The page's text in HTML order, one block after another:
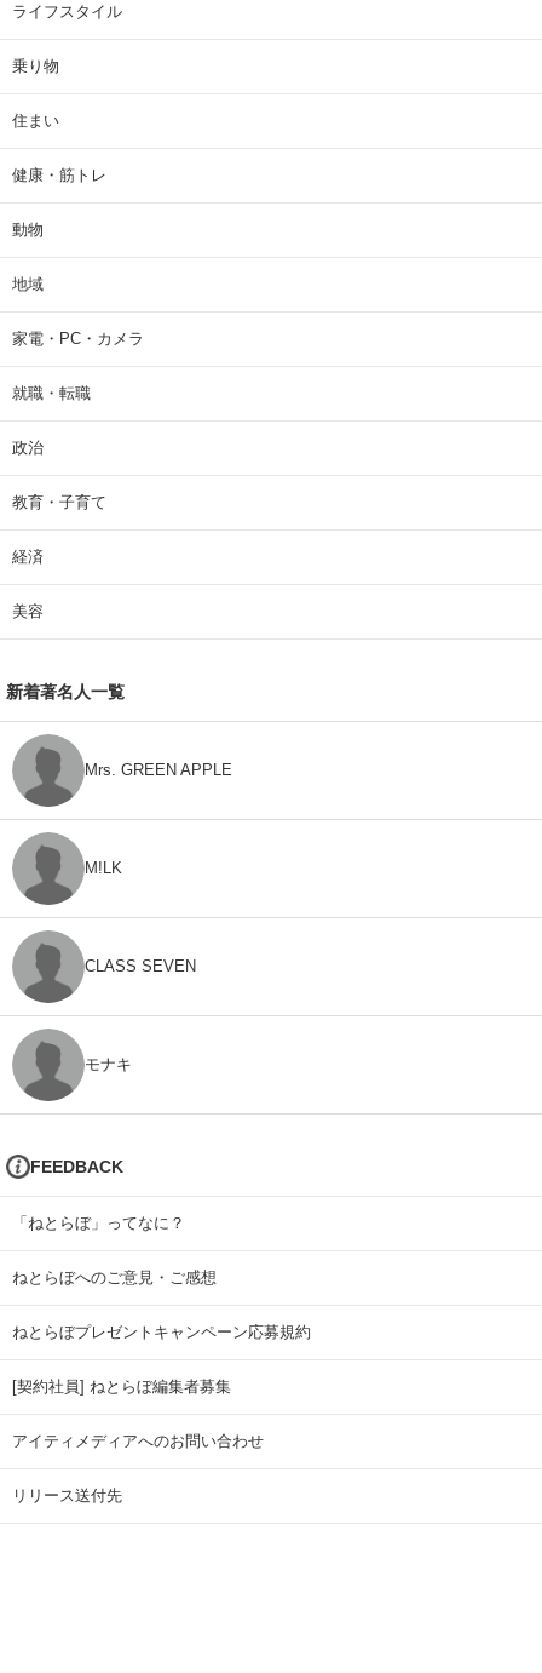
ライフスタイル
乗り物
住まい
健康・筋トレ
動物
地域
家電・PC・カメラ
就職・転職
政治
教育・子育て
経済
美容
新着著名人一覧
Mrs. GREEN APPLE
M!LK
CLASS SEVEN
モナキ
FEEDBACK
「ねとらぼ」ってなに？
ねとらぼへのご意見・ご感想
ねとらぼプレゼントキャンペーン応募規約
[契約社員] ねとらぼ編集者募集
アイティメディアへのお問い合わせ
リリース送付先